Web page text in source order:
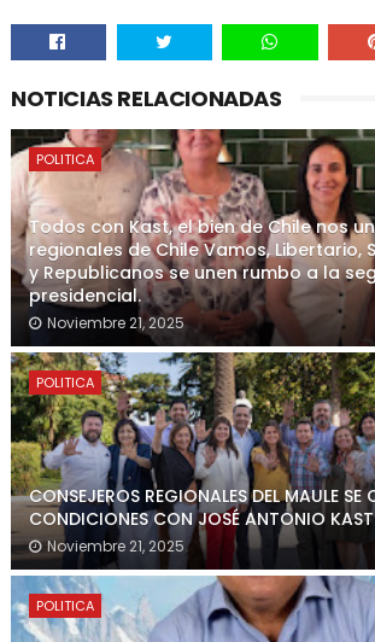
NOTICIAS RELACIONADAS
POLITICA
Todos con Kast, el bien de Chile nos
regionales de Chile Vamos, Libertario,
y Republicanos se unen rumbo a la
presidencial.
Noviembre 21, 2025
POLITICA
CONSEJEROS REGIONALES DEL MAULE SE
CONDICIONES CON JOSÉ ANTONIO KAST
Noviembre 21, 2025
POLITICA